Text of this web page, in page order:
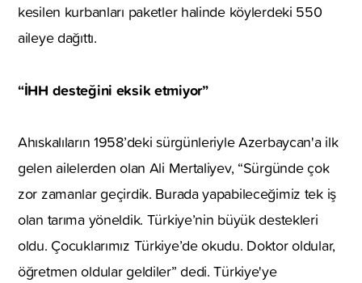
kesilen kurbanları paketler halinde köylerdeki 550
aileye dağıttı.
“İHH desteğini eksik etmiyor”
Ahıskalıların 1958’deki sürgünleriyle Azerbaycan'a ilk
gelen ailelerden olan Ali Mertaliyev, “Sürgünde çok
zor zamanlar geçirdik. Burada yapabileceğimiz tek iş
olan tarıma yöneldik. Türkiye’nin büyük destekleri
oldu. Çocuklarımız Türkiye’de okudu. Doktor oldular,
öğretmen oldular geldiler” dedi. Türkiye'ye